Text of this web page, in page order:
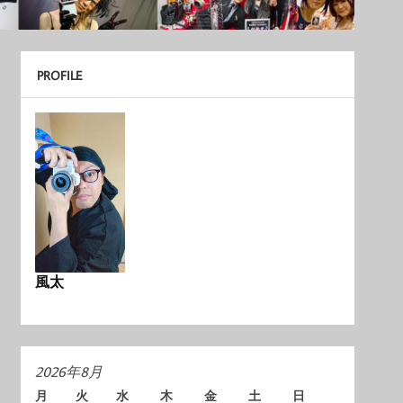
PROFILE
風太
2026年8月
月 火 水 木 金 土 日